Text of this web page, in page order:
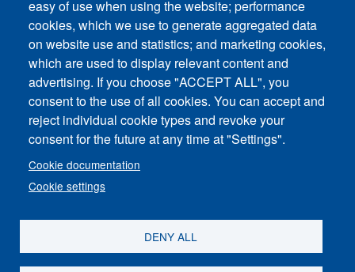
easy of use when using the website; performance
cookies, which we use to generate aggregated data
on website use and statistics; and marketing cookies,
which are used to display relevant content and
advertising. If you choose "ACCEPT ALL", you
consent to the use of all cookies. You can accept and
reject individual cookie types and revoke your
consent for the future at any time at "Settings".
Cookie documentation
Cookie settings
DENY ALL
Footer vertical
문의
뉴스 및 이벤트
사이트 맵
각인
개인정보 보호정책